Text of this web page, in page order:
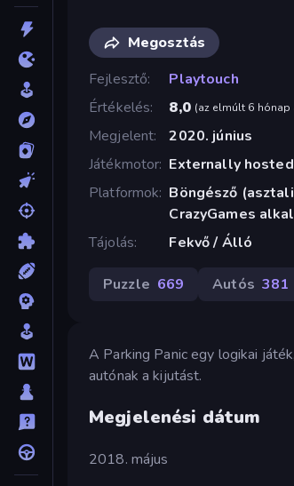
Megosztás
Fejlesztő
Playtouch
Értékelés
8,0 (az elmúlt 6 hónap
Megjelent
2020. június
Játékmotor Externally
Platformok Böngésző
CrazyGames
Tájolás
Fekvő / Álló
Puzzle 669 Autós 381
A Parking Panic egy logikai
autónak a kijutást.
Megjelenési dátum
2018. május